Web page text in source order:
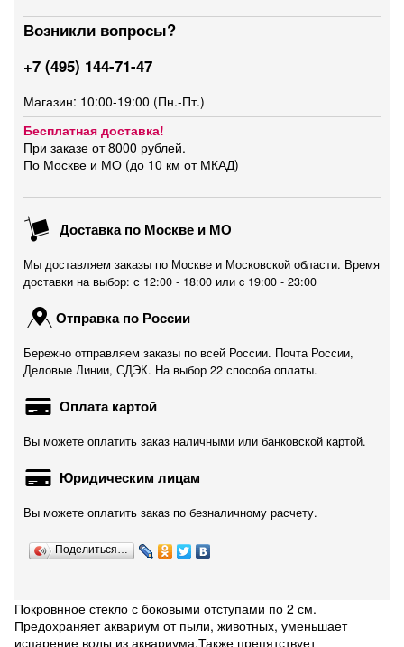
Возникли вопросы?
+7 (495) 144-71-47
Магазин: 10:00-19:00 (Пн.-Пт.)
Бесплатная доставка!
При заказе от 8000 рублей.
По Москве и МО (до 10 км от МКАД)
Доставка по Москве и МО
Мы доставляем заказы по Москве и Московской области. Время
доставки на выбор: с 12:00 - 18:00 или c 19:00 - 23:00
Отправка по России
Бережно отправляем заказы по всей России. Почта России,
Деловые Линии, СДЭК. На выбор 22 способа оплаты.
Оплата картой
Вы можете оплатить заказ наличными или банковской картой.
Юридическим лицам
Вы можете оплатить заказ по безналичному расчету.
Поделиться…
Покровнное стекло с боковыми отступами по 2 см.
Предохраняет аквариум от пыли, животных, уменьшает
испарение воды из аквариума.Также препятствует